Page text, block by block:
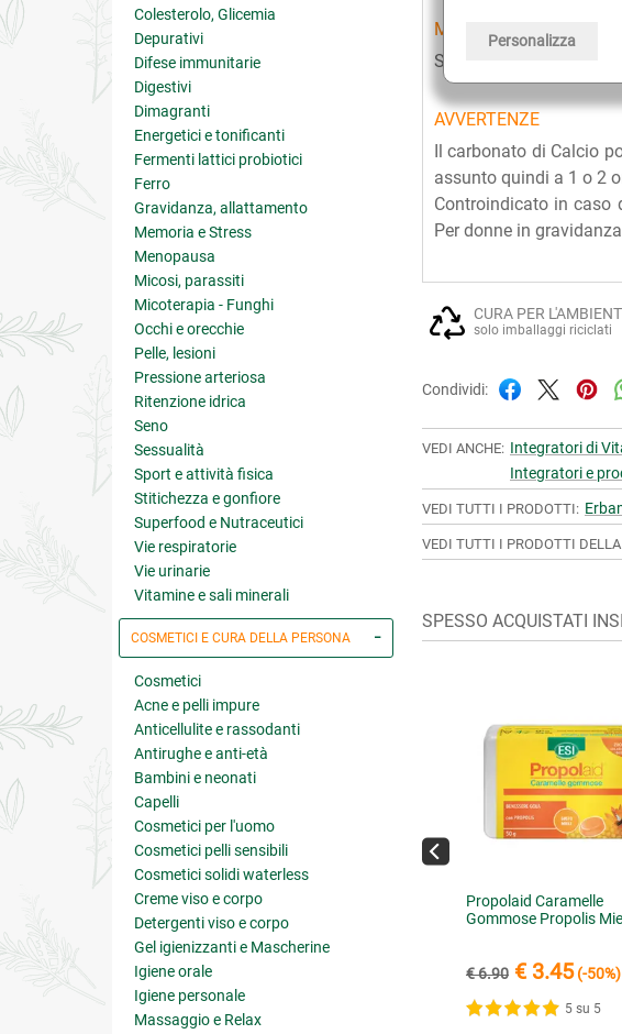
Personalizza
Colesterolo, Glicemia
Depurativi
Difese immunitarie
Digestivi
Dimagranti
Energetici e tonificanti
Fermenti lattici probiotici
Ferro
Gravidanza, allattamento
Memoria e Stress
Menopausa
Micosi, parassiti
Micoterapia - Funghi
Occhi e orecchie
Pelle, lesioni
Pressione arteriosa
Ritenzione idrica
Seno
Sessualità
Sport e attività fisica
Stitichezza e gonfiore
Superfood e Nutraceutici
Vie respiratorie
Vie urinarie
Vitamine e sali minerali
COSMETICI E CURA DELLA PERSONA
Cosmetici
Acne e pelli impure
Anticellulite e rassodanti
Antirughe e anti-età
Bambini e neonati
Capelli
Cosmetici per l'uomo
Cosmetici pelli sensibili
Cosmetici solidi waterless
Creme viso e corpo
Detergenti viso e corpo
Gel igienizzanti e Mascherine
Igiene orale
Igiene personale
Massaggio e Relax
MODALITÀ D'USO
Si suggerisce di
AVVERTENZE
Il carbonato di Calcio
assunto quindi a 1 o 2
Controindicato in caso
Per donne in
CURA PER
solo imballaggi riciclati
Condividi:
VEDI ANCHE: Integratori di
Integratori e
VEDI TUTTI I PRODOTTI:
VEDI TUTTI I PRODOTTI
SPESSO ACQUISTATI
Propolaid Caramelle
Gommose Propolis
€ 6.90 € 3.45(-50%)
5 su 5
€ 28.71 (-10%)
Aloe Attiva Crema Riparatrice
Fluida Viso Mani Corpo